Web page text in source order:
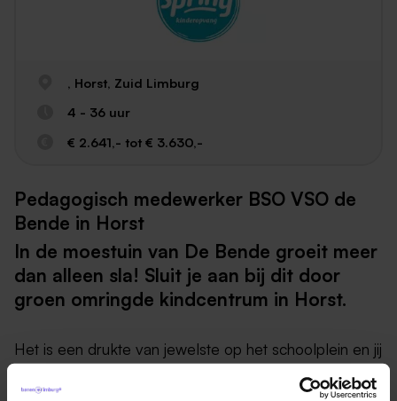
, Horst, Zuid Limburg
4 - 36 uur
€ 2.641,- tot € 3.630,-
Pedagogisch medewerker BSO VSO de
Bende in Horst
In de moestuin van De Bende groeit meer
dan alleen sla! Sluit je aan bij dit door
groen omringde kindcentrum in Horst.
Het is een drukte van jewelste op het schoolplein en jij
wacht rustig tot de hele groep jou heeft gevonden op
de jouw vaste plek op het schoolplein. Iedereen wil